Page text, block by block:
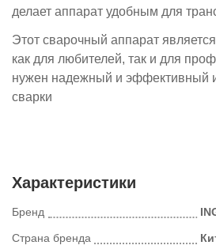
делает аппарат удобным для
Этот сварочный аппарат
как для любителей, так и для
нужен надежный и эффективный
сварки
Характеристики
Бренд
Страна бренда